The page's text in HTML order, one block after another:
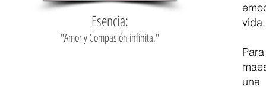
Esencia:
"Amor y Compasión infinita."
una